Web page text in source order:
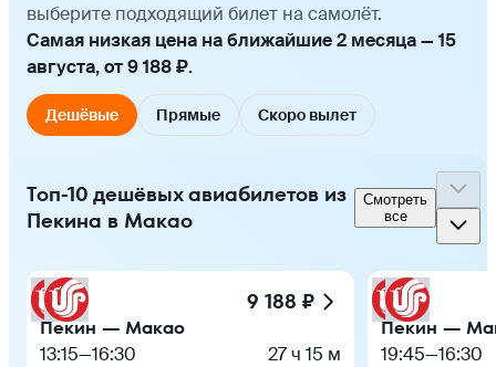
выберите подходящий билет на самолёт.
Самая низкая цена на ближайшие 2 месяца — 15
августа, от 9 188 ₽.
Дешёвые Прямые Скоро вылет
Топ-10 дешёвых авиабилетов из
Пекина в Макао
Смотреть
все
9 188 ₽
Пекин — Макао
13:15—16:30 27 ч 15 м
Пекин —
19:45—16:30